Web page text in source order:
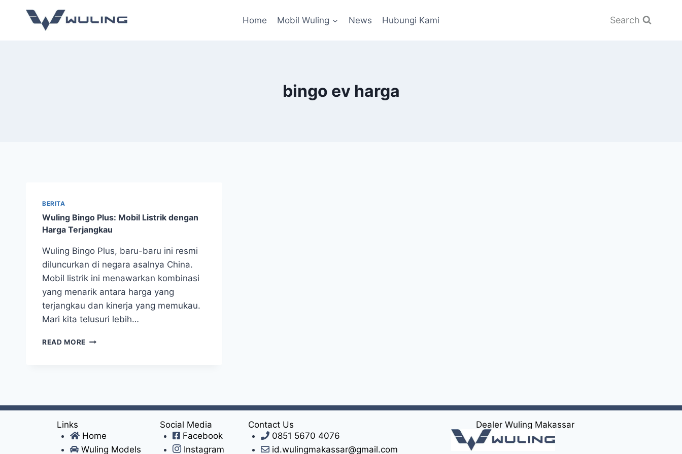
Home Mobil Wuling News Hubungi Kami Search
bingo ev harga
BERITA
Wuling Bingo Plus: Mobil Listrik dengan
Harga Terjangkau
Wuling Bingo Plus, baru-baru ini resmi
diluncurkan di negara asalnya China.
Mobil listrik ini menawarkan kombinasi
yang menarik antara harga yang
terjangkau dan kinerja yang memukau.
Mari kita telusuri lebih…
READ MORE
Links
Home
Wuling Models
Social Media
Facebook
Instagram
Contact Us
0851 5670 4076
id.wulingmakassar@gmail.com
Dealer Wuling Makassar